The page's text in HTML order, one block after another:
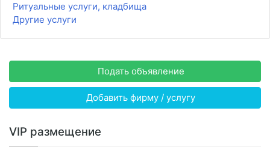
Ритуальные услуги, кладбища
Другие услуги
Подать объявление
Добавить фирму / услугу
VIP размещение